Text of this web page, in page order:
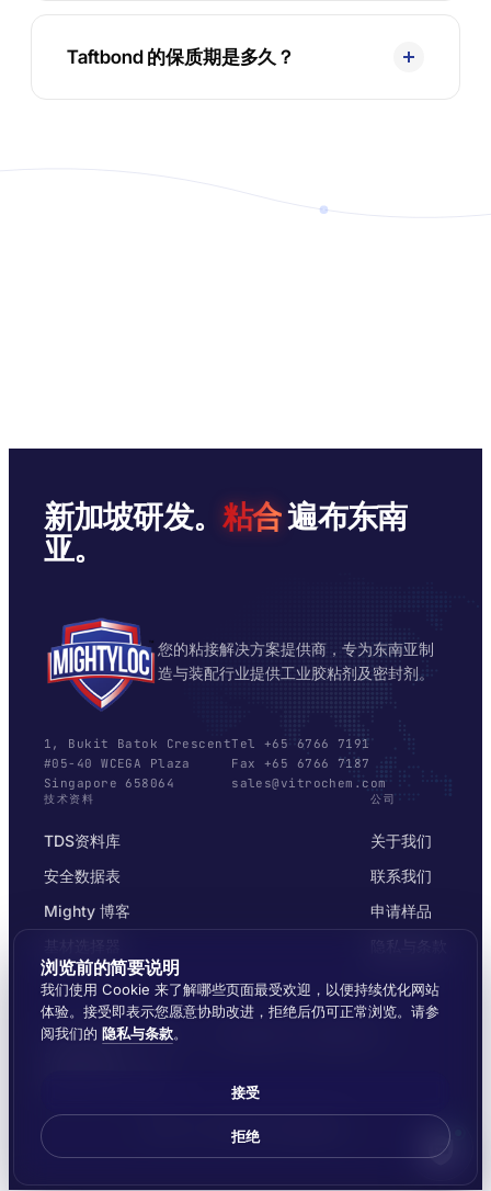
Taftbond 的保质期是多久？
新加坡研发。 粘合遍布东南
亚。
您的粘接解决方案提供商，专为东南亚制
造与装配行业提供工业胶粘剂及密封剂。
1, Bukit Batok Crescent
#05-40 WCEGA Plaza
Singapore 658064
Tel +65 6766 7191
Fax +65 6766 7187
sales@vitrochem.com
技术资料
TDS资料库
安全数据表
Mighty 博客
公司
关于我们
联系我们
申请样品
© 2026 MIGHTYLOC™ · VITROCHEM TECHNOLOGY ·
Ernest Dynamics
浏览前的简要说明
我们使用 Cookie 来了解哪些页面最受欢迎，以便持续优化网站
体验。接受即表示您愿意协助改进，拒绝后仍可正常浏览。请参
阅我们的 隐私与条款。
接受
拒绝